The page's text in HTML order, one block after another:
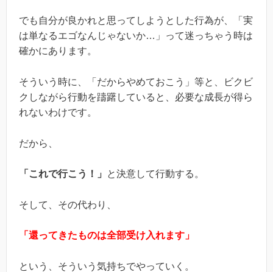
でも自分が良かれと思ってしようとした行為が、「実
は単なるエゴなんじゃないか…」って迷っちゃう時は
確かにあります。
そういう時に、「だからやめておこう」等と、ビクビ
クしながら行動を躊躇していると、必要な成長が得ら
れないわけです。
だから、
「これで行こう！」 と決意して行動する。
そして、その代わり、
「還ってきたものは全部受け入れます」
という、そういう気持ちでやっていく。